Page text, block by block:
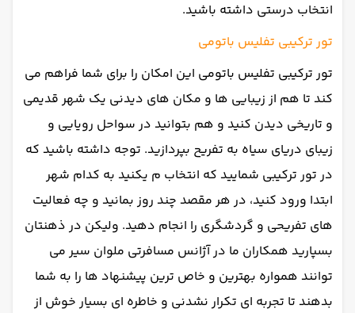
انتخاب درستی داشته باشید.
تور ترکیبی تفلیس باتومی
تور ترکیبی تفلیس باتومی این امکان را برای شما فراهم می
کند تا هم از زیبایی ها و مکان های دیدنی یک شهر قدیمی
و تاریخی دیدن کنید و هم بتوانید در سواحل رویایی و
زیبای دریای سیاه به تفریح بپردازید. توجه داشته باشید که
در تور ترکیبی شمایید که انتخاب م یکنید به کدام شهر
ابتدا ورود کنید، در هر مقصد چند روز بمانید و چه فعالیت
های تفریحی و گردشگری را انجام دهید. ولیکن در ذهنتان
بسپارید همکاران ما در آژانس مسافرتی ملوان سیر می
توانند همواره بهترین و خاص ترین پیشنهاد ها را به شما
بدهند تا تجربه ای تکرار نشدنی و خاطره ای بسیار خوش از